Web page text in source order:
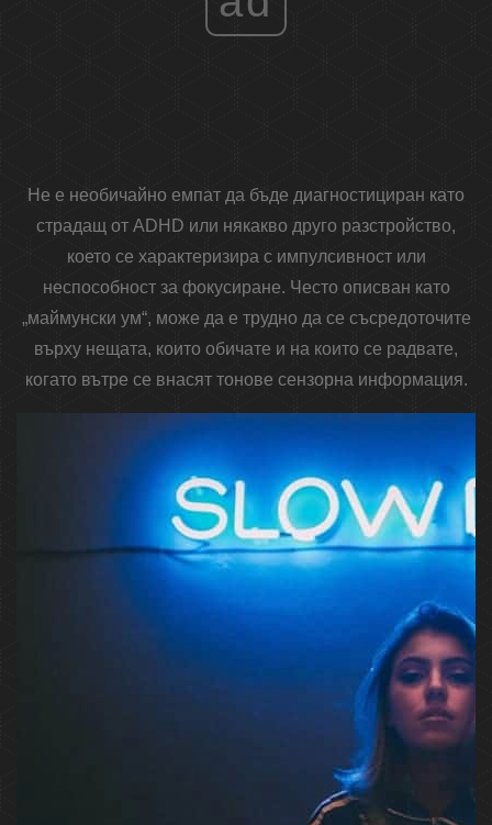
Не е необичайно емпат да бъде диагностициран като
страдащ от ADHD или някакво друго разстройство,
което се характеризира с импулсивност или
неспособност за фокусиране. Често описван като
„маймунски ум“, може да е трудно да се съсредоточите
върху нещата, които обичате и на които се радвате,
когато вътре се внасят тонове сензорна информация.